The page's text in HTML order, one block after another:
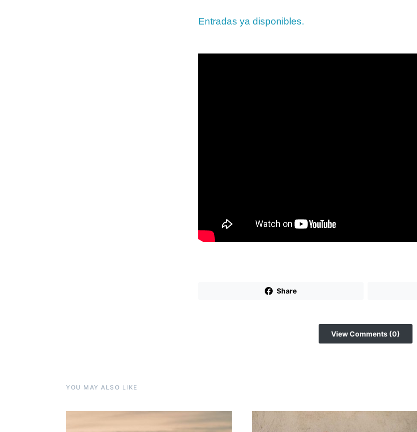
Entradas ya disponibles.
Share
View Comments (0)
YOU MAY ALSO LIKE